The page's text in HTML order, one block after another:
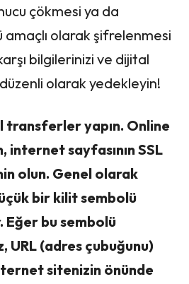
çökmesi ya da
olarak şifrelenmesi
bilgilerinizi ve dijital
olarak yedekleyin!
transferler yapın. Online
internet sayfasının SSL
olun. Genel olarak
bir kilit sembolü
Eğer bu sembolü
URL (adres çubuğunu)
sitenizin önünde